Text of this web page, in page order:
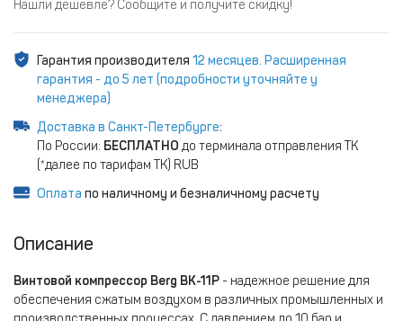
Нашли дешевле? Сообщите и получите скидку!
Гарантия производителя 12 месяцев. Расширенная
гарантия - до 5 лет (подробности уточняйте у
менеджера)
Доставка в Санкт-Петербурге:
По России: БЕСПЛАТНО до терминала отправления ТК
(*далее по тарифам ТК) RUB
Оплата по наличному и безналичному расчету
Описание
Винтовой компрессор Berg ВК-11Р - надежное решение для
обеспечения сжатым воздухом в различных промышленных и